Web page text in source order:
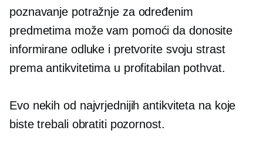
poznavanje potražnje za određenim
predmetima može vam pomoći da donosite
informirane odluke i pretvorite svoju strast
prema antikvitetima u profitabilan pothvat.
Evo nekih od najvrjednijih antikviteta na koje
biste trebali obratiti pozornost.